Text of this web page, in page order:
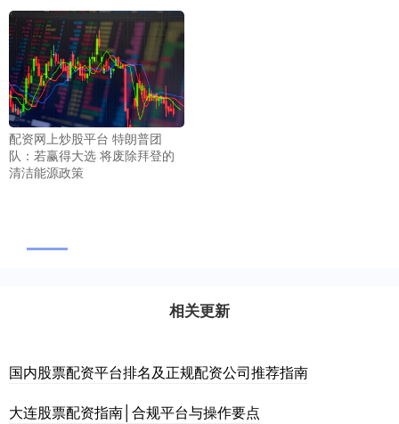
配资网上炒股平台 特朗普团
队：若赢得大选 将废除拜登的
清洁能源政策
相关更新
国内股票配资平台排名及正规配资公司推荐指南
大连股票配资指南│合规平台与操作要点